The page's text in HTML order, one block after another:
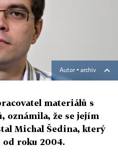
Autor ▪ archiv
materiálů s
oznámila, že se jejím
Michal Šedina, který
od roku 2004.